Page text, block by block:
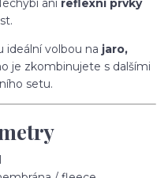
ani reflexní prvky
ideální volbou na jaro,
je zkombinujete s dalšími
setu.